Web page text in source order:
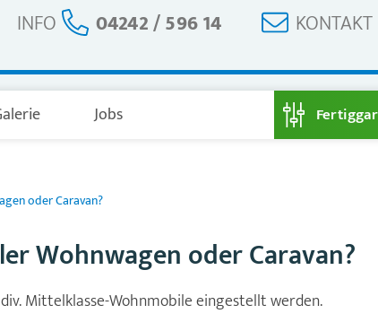
INFO 04242 / 596 14 KONTAKT
Jobs
oder Caravan?
Wohnwagen oder Caravan?
Mittelklasse-Wohnmobile eingestellt werden.